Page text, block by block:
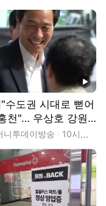
수도권 시대로 뻗어
천"… 우상호 강원
천 발전이 강원 경
" 전폭 지원
니투데이방송 10시간 전